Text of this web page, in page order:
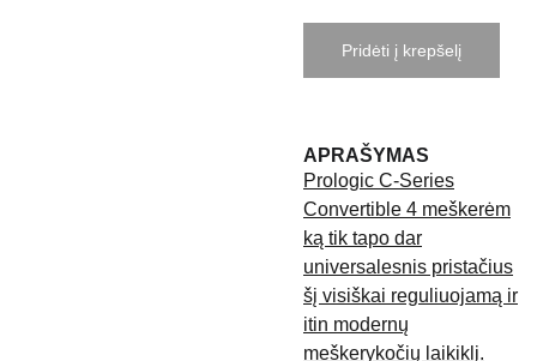
Pridėti į krepšelį
APRAŠYMAS
Prologic C-Series
Convertible 4 meškerėm
ką tik tapo dar
universalesnis pristačius
šį visiškai reguliuojamą ir
itin modernų
meškerykočių laikiklį.